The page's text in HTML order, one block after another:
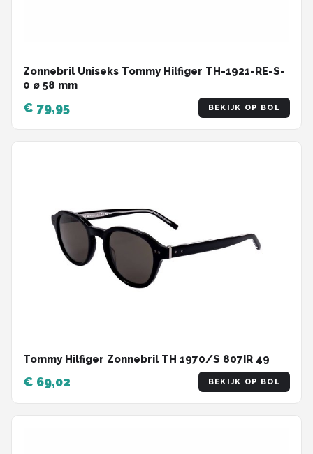
Zonnebril Uniseks Tommy Hilfiger TH-1921-RE-S-
0 ø 58 mm
€ 79,95 BEKIJK OP BOL
Tommy Hilfiger Zonnebril TH 1970/S 807IR 49
€ 69,02 BEKIJK OP BOL